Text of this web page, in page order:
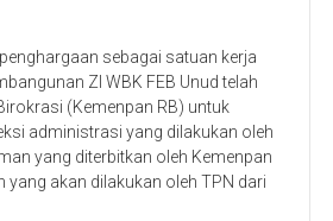
sebagai satuan kerja
ZI WBK FEB Unud telah
(Kemenpan RB) untuk
administrasi yang dilakukan oleh
yang diterbitkan oleh Kemenpan
akan dilakukan oleh TPN dari